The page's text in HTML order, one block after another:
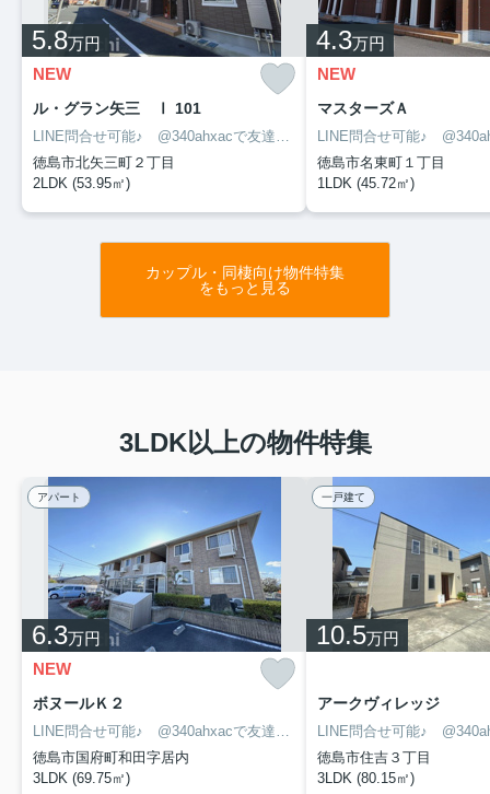
5.8万円
NEW
ル・グラン矢三 Ⅰ 101
LINE問合せ可能♪ @340ahxacで友達検索して下さい
徳島市北矢三町２丁目
2LDK (53.95㎡)
4.3万円
NEW
マスターズＡ
徳島市名東町１丁目
1LDK (45.72㎡)
カップル・同棲向け物件特集
をもっと見る
3LDK以上の物件特集
アパート
6.3万円
NEW
ボヌールＫ２
LINE問合せ可能♪ @340ahxacで友達検索して下さい
徳島市国府町和田字居内
3LDK (69.75㎡)
一戸建て
10.5万円
アークヴィレッジ
徳島市住吉３丁目
3LDK (80.15㎡)